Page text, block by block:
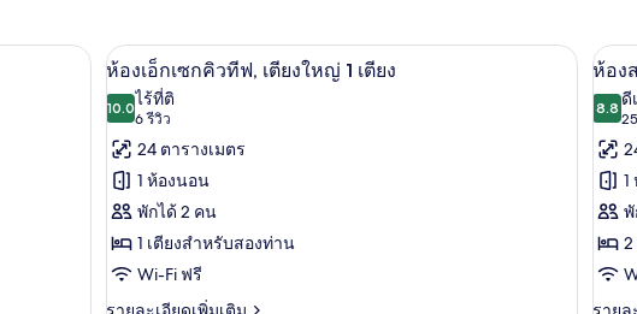
ก่อภูมิแพ้, ตู้นิรภัยในห้องพัก, ผ้าม่านกันแสง
เปิด
ภาพถ่าย
ทั้งหมด
ของ
ห้อง
เอ็ก
เซก
คิว
เครื่องนอนป้องกันสารก่อภูมิแพ้, ตู้นิรภัยใน
7
ห้องเอ็กเซกคิวทีฟ, เตียงใหญ่ 1 เตียง
10.010.0 จาก 10
ไร้ที่ติ
6 รีวิว
(6
รีวิว)
24 ตารางเมตร
1 ห้องนอน
พักได้ 2 คน
1 เตียงสำหรับสองท่าน
Wi-Fi ฟรี
ราย
เปิด
ภาพ
ทั้งห
ของ
ห้อง
สแ
เตียง
เดี่ย
7
ห้อง
8.8
8.8
ดี
รี
1
2
ราย